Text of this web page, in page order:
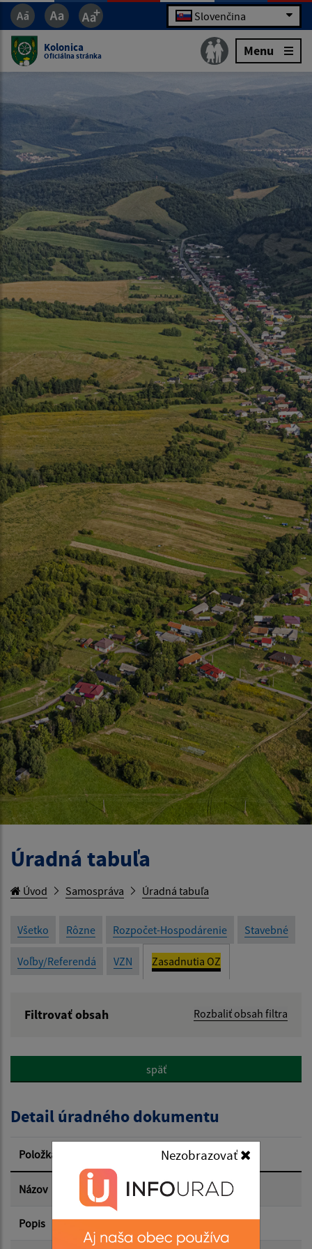
Nezobrazovať
Slovenčina
Kolonica
Oficiálna stránka Menu
Úradná tabuľa
Úvod Samospráva Úradná tabuľa
Všetko Rôzne Rozpočet-Hospodárenie Stavebné
Voľby/Referendá VZN Zasadnutia OZ
Filtrovať obsah Rozbaliť obsah filtra
Popis:
Dátum zverejnenia od:
Dátum zverejnenia do:
Filtrovať Reset
späť
Detail úradného dokumentu
Položka
Názov Uznesenie 13.3.2026
Popis